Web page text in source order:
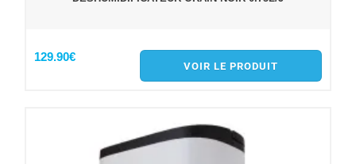
129.90€
VOIR LE PRODUIT